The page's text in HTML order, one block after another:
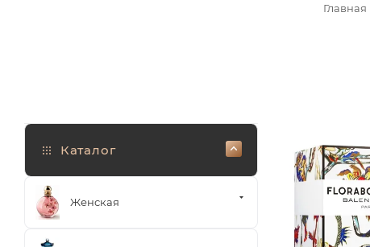
Главная
Каталог
Женская